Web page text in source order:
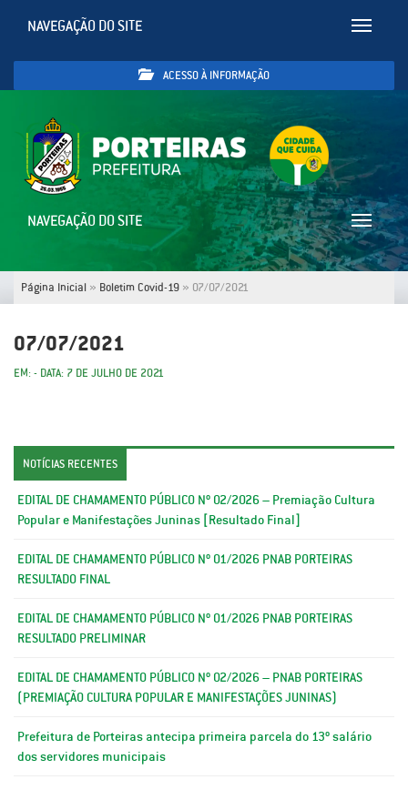
Toggle
NAVEGAÇÃO DO SITE
ACESSO À INFORMAÇÃO
Toggle
NAVEGAÇÃO DO SITE
Página Inicial » Boletim Covid-19 » 07/07/2021
07/07/2021
EM: - DATA: 7 DE JULHO DE 2021
NOTÍCIAS RECENTES
EDITAL DE CHAMAMENTO PÚBLICO Nº 02/2026 – Premiação Cultura
Popular e Manifestações Juninas [Resultado Final]
EDITAL DE CHAMAMENTO PÚBLICO Nº 01/2026 PNAB PORTEIRAS
RESULTADO FINAL
EDITAL DE CHAMAMENTO PÚBLICO Nº 01/2026 PNAB PORTEIRAS
RESULTADO PRELIMINAR
EDITAL DE CHAMAMENTO PÚBLICO Nº 02/2026 – PNAB PORTEIRAS
(PREMIAÇÃO CULTURA POPULAR E MANIFESTAÇÕES JUNINAS)
Prefeitura de Porteiras antecipa primeira parcela do 13º salário
dos servidores municipais